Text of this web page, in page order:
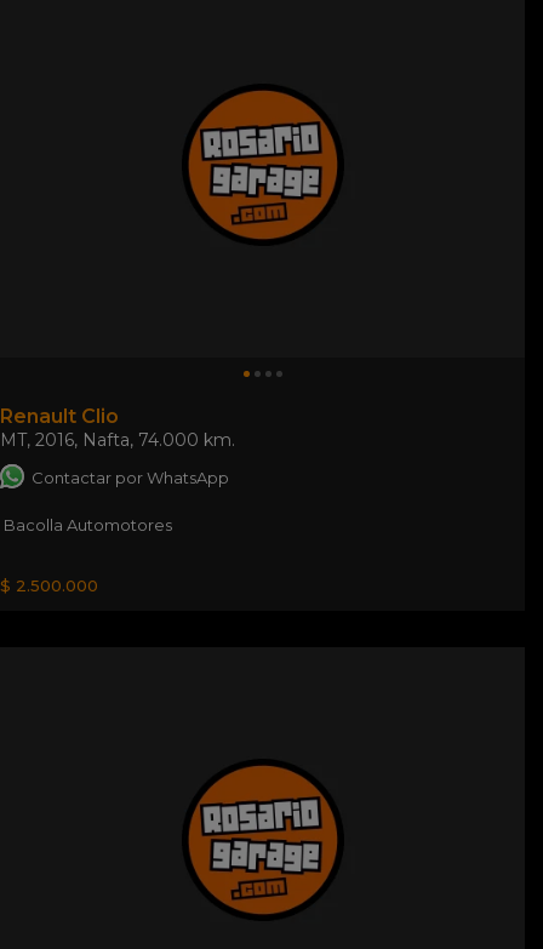
Renault Clio
MT, 2016, Nafta, 74.000 km.
Contactar por WhatsApp
Bacolla Automotores
$ 2.500.000